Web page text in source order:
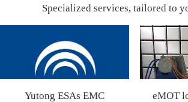
Specialized services, tailored to
Yutong ESAs EMC
eMOT